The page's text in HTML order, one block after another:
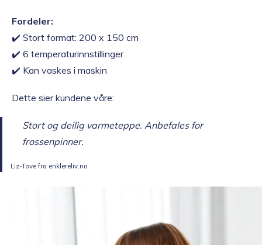
Fordeler:
✔️ Stort format: 200 x 150 cm
✔️ 6 temperaturinnstillinger
✔️ Kan vaskes i maskin
Dette sier kundene våre:
Stort og deilig varmeteppe. Anbefales for
frossenpinner.
Liz-Tove fra enklereliv.no